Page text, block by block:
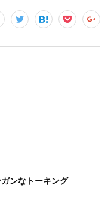
ンなトーキング